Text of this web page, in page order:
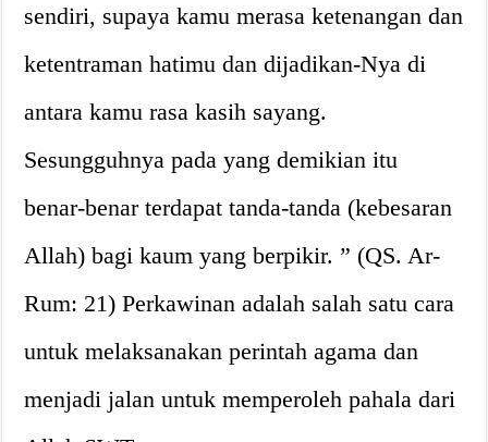
sendiri, supaya kamu merasa ketenangan dan
ketentraman hatimu dan dijadikan-Nya di
antara kamu rasa kasih sayang.
Sesungguhnya pada yang demikian itu
benar-benar terdapat tanda-tanda (kebesaran
Allah) bagi kaum yang berpikir. ” (QS. Ar-
Rum: 21) Perkawinan adalah salah satu cara
untuk melaksanakan perintah agama dan
menjadi jalan untuk memperoleh pahala dari